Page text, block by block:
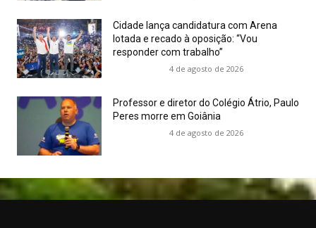
Cidade lança candidatura com Arena
lotada e recado à oposição: “Vou
responder com trabalho”
4 de agosto de 2026
Professor e diretor do Colégio Átrio, Paulo
Peres morre em Goiânia
4 de agosto de 2026